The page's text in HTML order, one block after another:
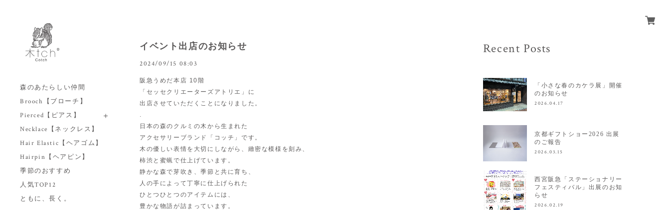
森のあたらしい仲間
Brooch【ブローチ】
Pierced【ピアス】
Necklace【ネックレス】
Hair Elastic【ヘアゴム】
Hairpin【ヘアピン】
季節のおすすめ
人気TOP12
ともに、長く。
イベント出店のお知らせ
2024/09/15 08:03
阪急うめだ本店 10階
「セッセクリエーターズアトリエ」に
出店させていただくことになりました。
.
日本の森のクルミの木から生まれた
アクセサリーブランド「コッチ」です。
木の優しい表情を大切にしながら、緻密な模様を刻み、
柿渋と蜜蝋で仕上げています。
静かな森で芽吹き、季節と共に育ち、
人の手によって丁寧に仕上げられた
ひとつひとつのアイテムには、
豊かな物語が詰まっています。
Recent Posts
「小さな春のカケラ展」開催
のお知らせ
2026.04.17
京都ギフトショー2026 出展
のご報告
2026.03.15
西宮阪急「ステーショナリー
フェスティバル」出展のお知
らせ
2026.02.19